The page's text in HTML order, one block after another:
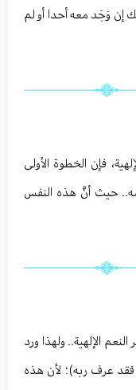
إن وَجَد معه أحدا أو لم
فإن الخطوة الأولى
حيث أنَّ هذه النفس
الإلهية.. ولهذا ورد
عرف ربه)؛ لأن هذه